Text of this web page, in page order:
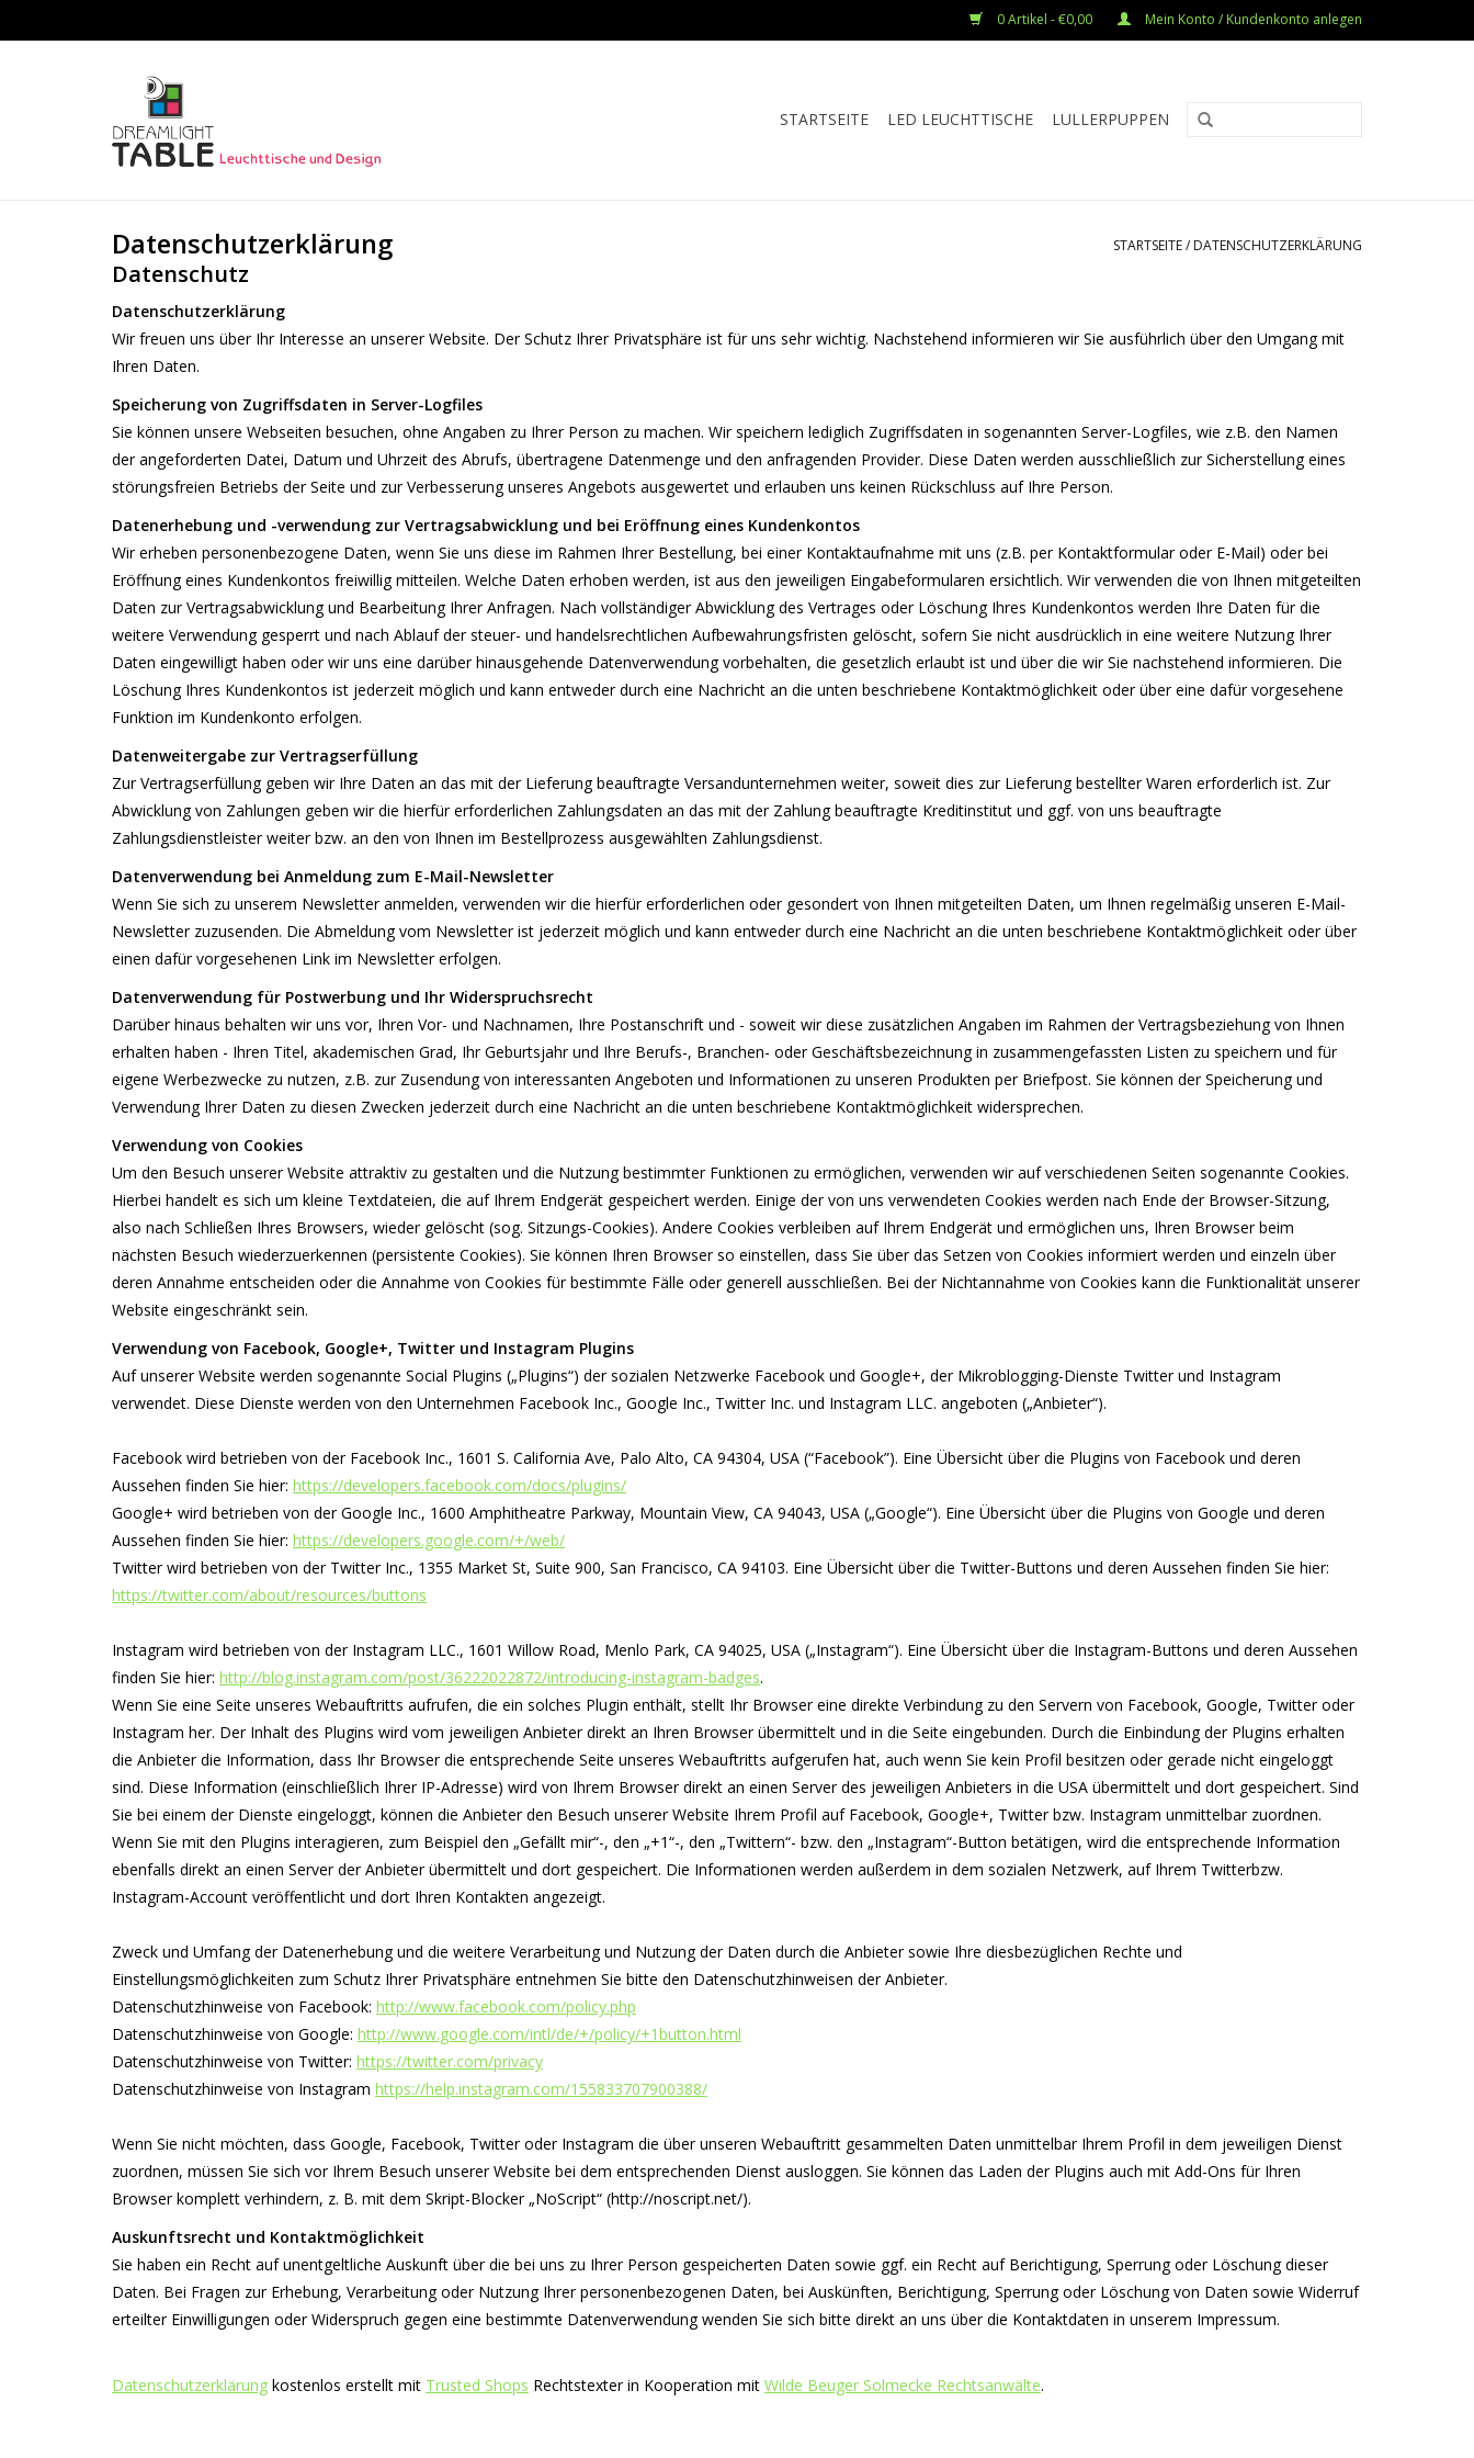
0 Artikel - €0,00 Mein Konto / Kundenkonto anlegen
STARTSEITE LED LEUCHTTISCHE LULLERPUPPEN
Datenschutzerklärung STARTSEITE/ DATENSCHUTZERKLÄRUNG
Datenschutz
Datenschutzerklärung
Wir freuen uns über Ihr Interesse an unserer Website. Der Schutz Ihrer Privatsphäre ist für uns sehr wichtig. Nachstehend informieren wir Sie ausführlich über den Umgang mit
Ihren Daten.
Speicherung von Zugriffsdaten in Server-Logfiles
Sie können unsere Webseiten besuchen, ohne Angaben zu Ihrer Person zu machen. Wir speichern lediglich Zugriffsdaten in sogenannten Server-Logfiles, wie z.B. den Namen
der angeforderten Datei, Datum und Uhrzeit des Abrufs, übertragene Datenmenge und den anfragenden Provider. Diese Daten werden ausschließlich zur Sicherstellung eines
störungsfreien Betriebs der Seite und zur Verbesserung unseres Angebots ausgewertet und erlauben uns keinen Rückschluss auf Ihre Person.
Datenerhebung und -verwendung zur Vertragsabwicklung und bei Eröffnung eines Kundenkontos
Wir erheben personenbezogene Daten, wenn Sie uns diese im Rahmen Ihrer Bestellung, bei einer Kontaktaufnahme mit uns (z.B. per Kontaktformular oder E-Mail) oder bei
Eröffnung eines Kundenkontos freiwillig mitteilen. Welche Daten erhoben werden, ist aus den jeweiligen Eingabeformularen ersichtlich. Wir verwenden die von Ihnen mitgeteilten
Daten zur Vertragsabwicklung und Bearbeitung Ihrer Anfragen. Nach vollständiger Abwicklung des Vertrages oder Löschung Ihres Kundenkontos werden Ihre Daten für die
weitere Verwendung gesperrt und nach Ablauf der steuer- und handelsrechtlichen Aufbewahrungsfristen gelöscht, sofern Sie nicht ausdrücklich in eine weitere Nutzung Ihrer
Daten eingewilligt haben oder wir uns eine darüber hinausgehende Datenverwendung vorbehalten, die gesetzlich erlaubt ist und über die wir Sie nachstehend informieren. Die
Löschung Ihres Kundenkontos ist jederzeit möglich und kann entweder durch eine Nachricht an die unten beschriebene Kontaktmöglichkeit oder über eine dafür vorgesehene
Funktion im Kundenkonto erfolgen.
Datenweitergabe zur Vertragserfüllung
Zur Vertragserfüllung geben wir Ihre Daten an das mit der Lieferung beauftragte Versandunternehmen weiter, soweit dies zur Lieferung bestellter Waren erforderlich ist. Zur
Abwicklung von Zahlungen geben wir die hierfür erforderlichen Zahlungsdaten an das mit der Zahlung beauftragte Kreditinstitut und ggf. von uns beauftragte
Zahlungsdienstleister weiter bzw. an den von Ihnen im Bestellprozess ausgewählten Zahlungsdienst.
Datenverwendung bei Anmeldung zum E-Mail-Newsletter
Wenn Sie sich zu unserem Newsletter anmelden, verwenden wir die hierfür erforderlichen oder gesondert von Ihnen mitgeteilten Daten, um Ihnen regelmäßig unseren E-Mail-
Newsletter zuzusenden. Die Abmeldung vom Newsletter ist jederzeit möglich und kann entweder durch eine Nachricht an die unten beschriebene Kontaktmöglichkeit oder über
einen dafür vorgesehenen Link im Newsletter erfolgen.
Datenverwendung für Postwerbung und Ihr Widerspruchsrecht
Darüber hinaus behalten wir uns vor, Ihren Vor- und Nachnamen, Ihre Postanschrift und - soweit wir diese zusätzlichen Angaben im Rahmen der Vertragsbeziehung von Ihnen
erhalten haben - Ihren Titel, akademischen Grad, Ihr Geburtsjahr und Ihre Berufs-, Branchen- oder Geschäftsbezeichnung in zusammengefassten Listen zu speichern und für
eigene Werbezwecke zu nutzen, z.B. zur Zusendung von interessanten Angeboten und Informationen zu unseren Produkten per Briefpost. Sie können der Speicherung und
Verwendung Ihrer Daten zu diesen Zwecken jederzeit durch eine Nachricht an die unten beschriebene Kontaktmöglichkeit widersprechen.
Verwendung von Cookies
Um den Besuch unserer Website attraktiv zu gestalten und die Nutzung bestimmter Funktionen zu ermöglichen, verwenden wir auf verschiedenen Seiten sogenannte Cookies.
Hierbei handelt es sich um kleine Textdateien, die auf Ihrem Endgerät gespeichert werden. Einige der von uns verwendeten Cookies werden nach Ende der Browser-Sitzung,
also nach Schließen Ihres Browsers, wieder gelöscht (sog. Sitzungs-Cookies). Andere Cookies verbleiben auf Ihrem Endgerät und ermöglichen uns, Ihren Browser beim
nächsten Besuch wiederzuerkennen (persistente Cookies). Sie können Ihren Browser so einstellen, dass Sie über das Setzen von Cookies informiert werden und einzeln über
deren Annahme entscheiden oder die Annahme von Cookies für bestimmte Fälle oder generell ausschließen. Bei der Nichtannahme von Cookies kann die Funktionalität unserer
Website eingeschränkt sein.
Verwendung von Facebook, Google+, Twitter und Instagram Plugins
Auf unserer Website werden sogenannte Social Plugins („Plugins“) der sozialen Netzwerke Facebook und Google+, der Mikroblogging-Dienste Twitter und Instagram
verwendet. Diese Dienste werden von den Unternehmen Facebook Inc., Google Inc., Twitter Inc. und Instagram LLC. angeboten („Anbieter“).
Facebook wird betrieben von der Facebook Inc., 1601 S. California Ave, Palo Alto, CA 94304, USA (“Facebook”). Eine Übersicht über die Plugins von Facebook und deren
Aussehen finden Sie hier: https://developers.facebook.com/docs/plugins/
Google+ wird betrieben von der Google Inc., 1600 Amphitheatre Parkway, Mountain View, CA 94043, USA („Google“). Eine Übersicht über die Plugins von Google und deren
Aussehen finden Sie hier: https://developers.google.com/+/web/
Twitter wird betrieben von der Twitter Inc., 1355 Market St, Suite 900, San Francisco, CA 94103. Eine Übersicht über die Twitter-Buttons und deren Aussehen finden Sie hier:
https://twitter.com/about/resources/buttons
Instagram wird betrieben von der Instagram LLC., 1601 Willow Road, Menlo Park, CA 94025, USA („Instagram“). Eine Übersicht über die Instagram-Buttons und deren Aussehen
finden Sie hier: http://blog.instagram.com/post/36222022872/introducing-instagram-badges.
Wenn Sie eine Seite unseres Webauftritts aufrufen, die ein solches Plugin enthält, stellt Ihr Browser eine direkte Verbindung zu den Servern von Facebook, Google, Twitter oder
Instagram her. Der Inhalt des Plugins wird vom jeweiligen Anbieter direkt an Ihren Browser übermittelt und in die Seite eingebunden. Durch die Einbindung der Plugins erhalten
die Anbieter die Information, dass Ihr Browser die entsprechende Seite unseres Webauftritts aufgerufen hat, auch wenn Sie kein Profil besitzen oder gerade nicht eingeloggt
sind. Diese Information (einschließlich Ihrer IP-Adresse) wird von Ihrem Browser direkt an einen Server des jeweiligen Anbieters in die USA übermittelt und dort gespeichert. Sind
Sie bei einem der Dienste eingeloggt, können die Anbieter den Besuch unserer Website Ihrem Profil auf Facebook, Google+, Twitter bzw. Instagram unmittelbar zuordnen.
Wenn Sie mit den Plugins interagieren, zum Beispiel den „Gefällt mir“-, den „+1“-, den „Twittern“- bzw. den „Instagram“-Button betätigen, wird die entsprechende Information
ebenfalls direkt an einen Server der Anbieter übermittelt und dort gespeichert. Die Informationen werden außerdem in dem sozialen Netzwerk, auf Ihrem Twitterbzw.
Instagram-Account veröffentlicht und dort Ihren Kontakten angezeigt.
Zweck und Umfang der Datenerhebung und die weitere Verarbeitung und Nutzung der Daten durch die Anbieter sowie Ihre diesbezüglichen Rechte und
Einstellungsmöglichkeiten zum Schutz Ihrer Privatsphäre entnehmen Sie bitte den Datenschutzhinweisen der Anbieter.
Datenschutzhinweise von Facebook: http://www.facebook.com/policy.php
Datenschutzhinweise von Google: http://www.google.com/intl/de/+/policy/+1button.html
Datenschutzhinweise von Twitter: https://twitter.com/privacy
Datenschutzhinweise von Instagram https://help.instagram.com/155833707900388/
Wenn Sie nicht möchten, dass Google, Facebook, Twitter oder Instagram die über unseren Webauftritt gesammelten Daten unmittelbar Ihrem Profil in dem jeweiligen Dienst
zuordnen, müssen Sie sich vor Ihrem Besuch unserer Website bei dem entsprechenden Dienst ausloggen. Sie können das Laden der Plugins auch mit Add-Ons für Ihren
Browser komplett verhindern, z. B. mit dem Skript-Blocker „NoScript“ (http://noscript.net/).
Auskunftsrecht und Kontaktmöglichkeit
Sie haben ein Recht auf unentgeltliche Auskunft über die bei uns zu Ihrer Person gespeicherten Daten sowie ggf. ein Recht auf Berichtigung, Sperrung oder Löschung dieser
Daten. Bei Fragen zur Erhebung, Verarbeitung oder Nutzung Ihrer personenbezogenen Daten, bei Auskünften, Berichtigung, Sperrung oder Löschung von Daten sowie Widerruf
erteilter Einwilligungen oder Widerspruch gegen eine bestimmte Datenverwendung wenden Sie sich bitte direkt an uns über die Kontaktdaten in unserem Impressum.
Datenschutzerklärung kostenlos erstellt mit Trusted Shops Rechtstexter in Kooperation mit Wilde Beuger Solmecke Rechtsanwälte.